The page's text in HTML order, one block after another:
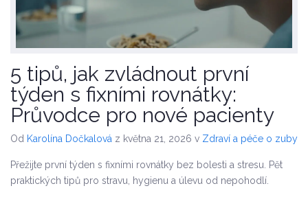
5 tipů, jak zvládnout první
týden s fixními rovnátky:
Průvodce pro nové pacienty
Od Karolína Dočkalová z května 21, 2026 v Zdraví a péče o zuby
Přežijte první týden s fixními rovnátky bez bolesti a stresu. Pět
praktických tipů pro stravu, hygienu a úlevu od nepohodlí.